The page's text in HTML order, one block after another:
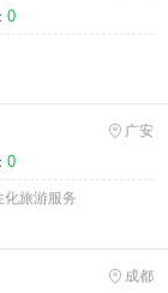
0
广安
0
旅游服务
成都